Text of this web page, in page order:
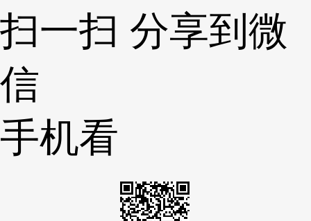
扫一扫 分享到微
信
手机看